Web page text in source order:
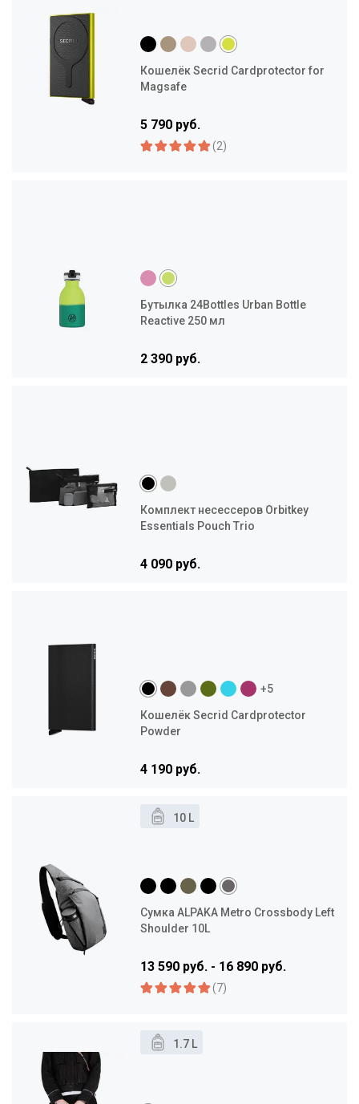
Кошелёк Secrid Cardprotector for
Magsafe
5 790 руб.
(2)
Бутылка 24Bottles Urban Bottle
Reactive 250 мл
2 390 руб.
Комплект несессеров Orbitkey
Essentials Pouch Trio
4 090 руб.
+5
Кошелёк Secrid Cardprotector
Powder
4 190 руб.
10 L
Сумка ALPAKA Metro Crossbody Left
Shoulder 10L
13 590 руб. - 16 890 руб.
(7)
1.7 L